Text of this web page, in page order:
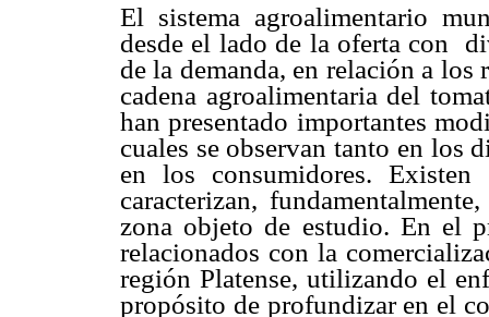
El sistema agroalimentario
desde el lado de la oferta con
de la demanda, en relación a
cadena agroalimentaria del
han presentado importantes
cuales se observan tanto en los
en los consumidores.
caracterizan,
zona objeto de estudio. En el
relacionados con la
región Platense, utilizando el
propósito de profundizar en el